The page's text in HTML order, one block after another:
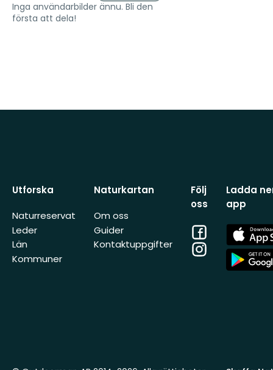
Inga användarbilder ännu. Bli den
första att dela!
Utforska
Naturreservat
Leder
Län
Kommuner
Naturkartan
Om oss
Guider
Kontaktuppgifter
Följ
oss
Facebook
Instagram
Ladda
app
App
Store
App
Store